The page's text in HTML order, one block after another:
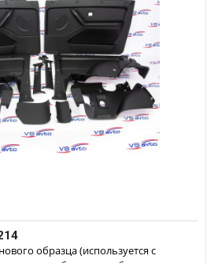
образца (используется с